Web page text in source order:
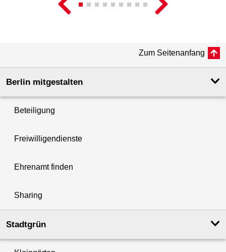
Zum Seitenanfang
Berlin mitgestalten
Beteiligung
Freiwilligendienste
Ehrenamt finden
Sharing
Stadtgrün